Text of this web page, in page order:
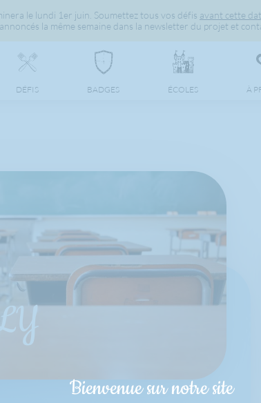
le lundi 1er juin. Soumettez tous vos défis avant cette
la même semaine dans la newsletter du projet et
DÉFIS BADGES ÉCOLES À
Bienvenue sur notre site